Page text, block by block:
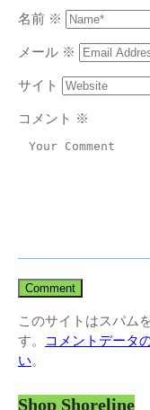
名前 ※
メール ※
サイト
コメント ※
このサイトはスパム
す。
コメントデータ
い。
Shop Shoreline